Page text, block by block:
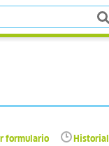
formulario Historial